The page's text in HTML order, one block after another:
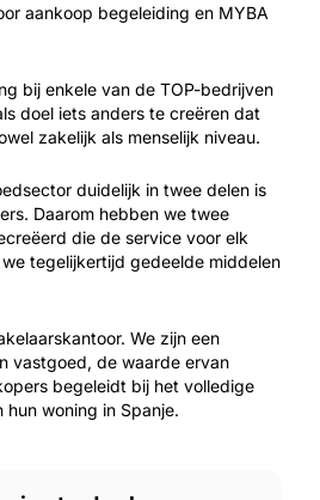
aankoop begeleiding en MYBA
bij enkele van de TOP-bedrijven
doel iets anders te creëren dat
zakelijk als menselijk niveau.
duidelijk in twee delen is
Daarom hebben we twee
die de service voor elk
tegelijkertijd gedeelde middelen
We zijn een
vastgoed, de waarde ervan
begeleidt bij het volledige
woning in Spanje.